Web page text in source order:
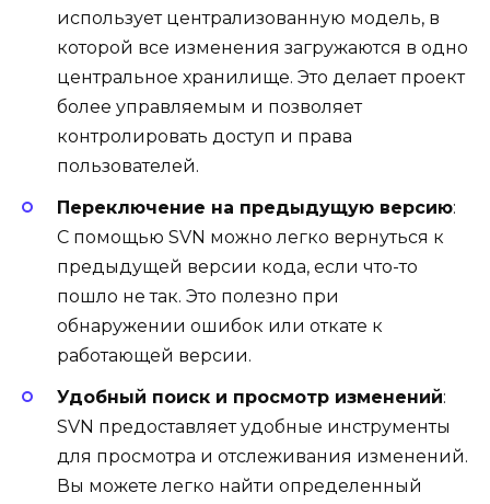
использует централизованную модель, в
которой все изменения загружаются в одно
центральное хранилище. Это делает проект
более управляемым и позволяет
контролировать доступ и права
пользователей.
Переключение на предыдущую версию:
С помощью SVN можно легко вернуться к
предыдущей версии кода, если что-то
пошло не так. Это полезно при
обнаружении ошибок или откате к
работающей версии.
Удобный поиск и просмотр изменений:
SVN предоставляет удобные инструменты
для просмотра и отслеживания изменений.
Вы можете легко найти определенный